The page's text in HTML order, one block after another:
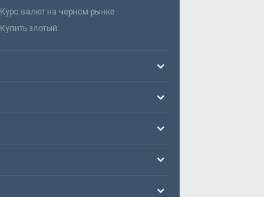
Курс валют на черном рынке
Купить злотый